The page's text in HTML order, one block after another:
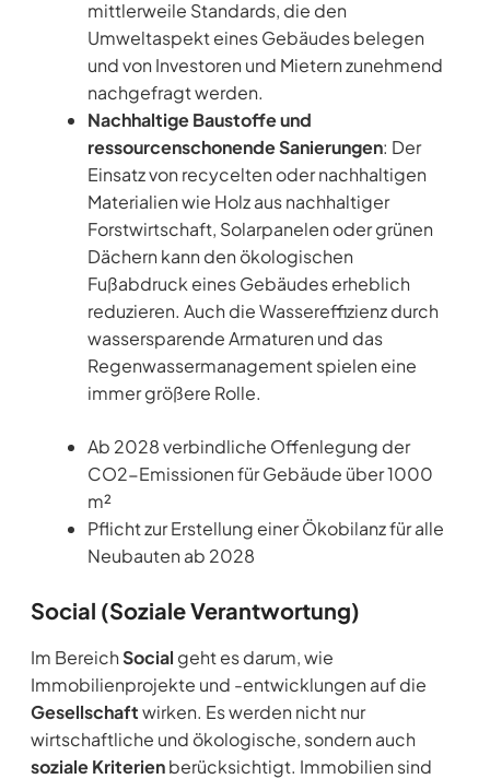
mittlerweile Standards, die den
Umweltaspekt eines Gebäudes belegen
und von Investoren und Mietern zunehmend
nachgefragt werden.
Nachhaltige Baustoffe und
ressourcenschonende Sanierungen: Der
Einsatz von recycelten oder nachhaltigen
Materialien wie Holz aus nachhaltiger
Forstwirtschaft, Solarpanelen oder grünen
Dächern kann den ökologischen
Fußabdruck eines Gebäudes erheblich
reduzieren. Auch die Wassereffizienz durch
wassersparende Armaturen und das
Regenwassermanagement spielen eine
immer größere Rolle.
Ab 2028 verbindliche Offenlegung der
CO2-Emissionen für Gebäude über 1000
m²
Pflicht zur Erstellung einer Ökobilanz für alle
Neubauten ab 2028
Social (Soziale Verantwortung)
Im BereichSocial geht es darum, wie
Immobilienprojekte und -entwicklungen auf die
Gesellschaftwirken. Es werden nicht nur
wirtschaftliche und ökologische, sondern auch
soziale Kriterienberücksichtigt. Immobilien sind